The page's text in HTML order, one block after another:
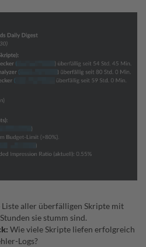
Liste aller überfälligen Skripte mit
sie stumm sind.
Wie viele Skripte liefen erfolgreich
Logs?